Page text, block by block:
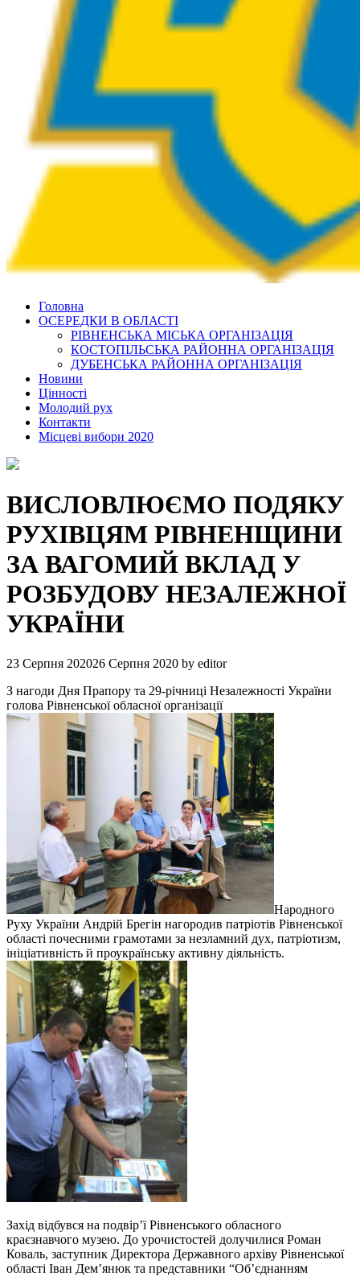
Головна
ОСЕРЕДКИ В ОБЛАСТІ
РІВНЕНСЬКА МІСЬКА ОРГАНІЗАЦІЯ
КОСТОПІЛЬСЬКА РАЙОННА ОРГАНІЗАЦІЯ
ДУБЕНСЬКА РАЙОННА ОРГАНІЗАЦІЯ
Новини
Цінності
Молодий рух
Контакти
Місцеві вибори 2020
ВИСЛОВЛЮЄМО ПОДЯКУ
РУХІВЦЯМ РІВНЕНЩИНИ
ЗА ВАГОМИЙ ВКЛАД У
РОЗБУДОВУ НЕЗАЛЕЖНОЇ
УКРАЇНИ
23 Серпня 202026 Серпня 2020 by editor
З нагоди Дня Прапору та 29-річниці Незалежності України
голова Рівненської обласної організації
Народного
Руху України Андрій Брегін нагородив патріотів Рівненської
області почесними грамотами за незламний дух, патріотизм,
ініціативність й проукраїнську активну діяльність.
Захід відбувся на подвір’ї Рівненського обласного
краєзнавчого музею. До урочистостей долучилися Роман
Коваль, заступник Директора Державного архіву Рівненської
області Іван Дем’янюк та представники “Об’єднанням